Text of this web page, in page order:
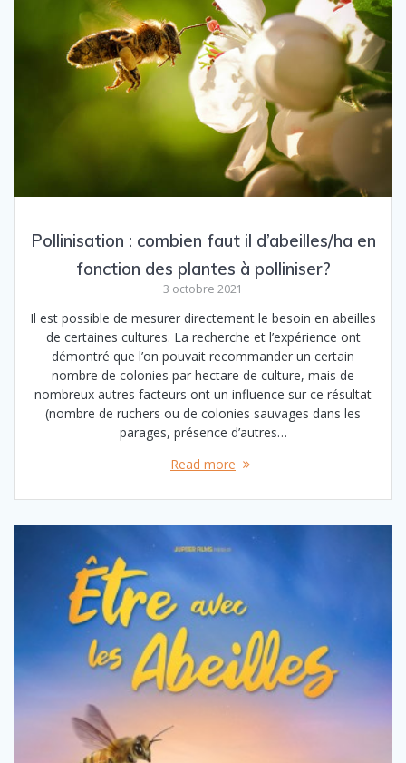
Pollinisation : combien faut il d’abeilles/ha en
fonction des plantes à polliniser?
3 octobre 2021
Il est possible de mesurer directement le besoin en abeilles
de certaines cultures. La recherche et l’expérience ont
démontré que l’on pouvait recommander un certain
nombre de colonies par hectare de culture, mais de
nombreux autres facteurs ont un influence sur ce résultat
(nombre de ruchers ou de colonies sauvages dans les
parages, présence d’autres…
Read more